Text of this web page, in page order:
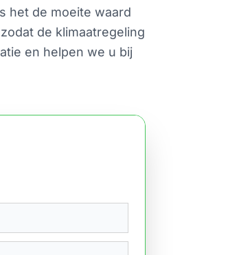
het de moeite waard
de klimaatregeling
en helpen we u bij